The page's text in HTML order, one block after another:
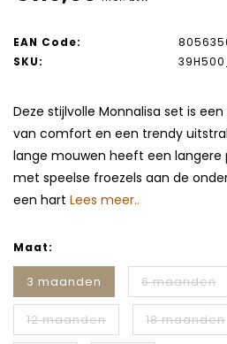
EAN Code:
SKU:
Deze stijlvolle Monnalisa set is
van comfort en een trendy
lange mouwen heeft een langere
met speelse froezels aan de
een hart Lees meer..
Maat:
3 maanden 6 maanden
12 maanden 18 maanden